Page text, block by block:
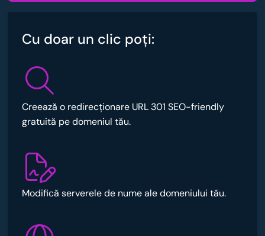
Cu doar un clic poţi:
Creează o redirecționare URL 301 SEO-friendly
gratuită pe domeniul tău.
Modifică serverele de nume ale domeniului tău.